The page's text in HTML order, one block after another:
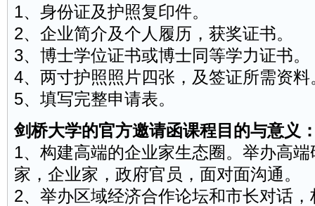
1、身份证及护照复印件。
2、企业简介及个人履历，获奖证书。
3、博士学位证书或博士同等学力证书。
4、两寸护照照片四张，及签证所需资料
5、填写完整申请表。
剑桥大学的官方邀请函课程目的与意义
1、构建高端的企业家生态圈。举办高
家，企业家，政府官员，面对面沟通。
2、举办区域经济合作论坛和市长对话